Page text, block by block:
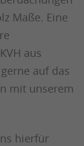
Maße. Eine
aus
auf das
mit unserem
hierfür